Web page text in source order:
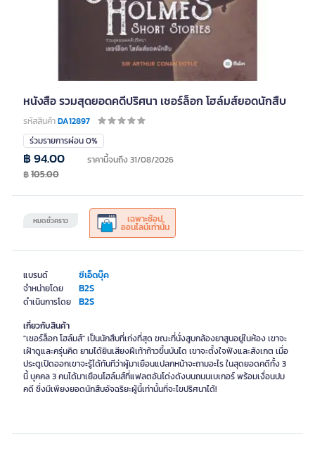
หนังสือ รวมสุดยอดคดีปริศนา เชอร์ล็อก โฮล์มส์ยอดนักสืบ
รหัสสินค้าDA12897
แบรนด์ ซีเอ็ดบุ๊ค
จำหน่ายโดย B2S
ดำเนินการโดย B2S
ร่วมรายการผ่อน 0%
หมดชั่วคราว เฉพาะช้อป
ออนไลน์เท่านั้น
฿ 94.00 ราคานี้จนถึง 31/08/2026
฿105.00
เกี่ยวกับสินค้า
"เชอร์ล็อก โฮล์มส์" เป็นนักสืบที่เก่งที่สุด ขณะที่นั่งสูบกล้องยาสูบอยู่ในห้อง เขาจะ
เฝ้าดูและครุ่นคิด ยามได้ยินเสียงฝีเท้าก้าวขึ้นบันได เขาจะตั้งใจฟังและสังเกต เมื่อ
ประตูเปิดออกเขาจะรู้ได้ทันทีว่าผู้มาเยือนแปลกหน้าจะถามอะไร ในสุดยอดคดีทั้ง 3
นี้ บุคคล 3 คนได้มาเยือนโฮล์มส์ที่แฟลตอันโด่งดังบนถนนเบเกอร์ พร้อมเงื่อนปม
คดี ซึ่งมีเพียงยอดนักสืบอัจฉริยะผู้นี้เท่านั้นที่จะไขปริศนาได้!